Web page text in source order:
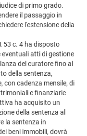
di primo grado.
il passaggio in
l'estensione della
53 c. 4 ha disposto
eventuali atti di gestione
del curatore fino al
della sentenza,
con cadenza mensile, di
e finanziarie
ha acquisito un
della sentenza al
la sentenza in
beni immobili, dovrà